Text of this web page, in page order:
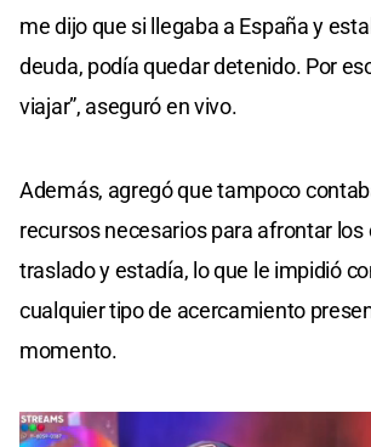
me dijo que si llegaba a España y
deuda, podía quedar detenido. Por
viajar”, aseguró en vivo.
Además, agregó que tampoco
recursos necesarios para afrontar los
traslado y estadía, lo que le impidió
cualquier tipo de acercamiento
momento.